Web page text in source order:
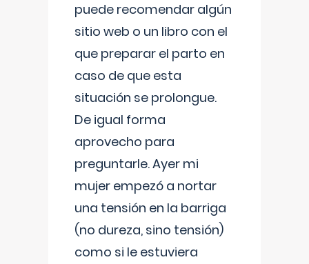
puede recomendar algún
sitio web o un libro con el
que preparar el parto en
caso de que esta
situación se prolongue.
De igual forma
aprovecho para
preguntarle. Ayer mi
mujer empezó a nortar
una tensión en la barriga
(no dureza, sino tensión)
como si le estuviera